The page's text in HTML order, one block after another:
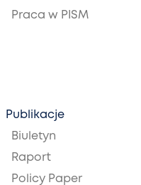
Praca w PISM
Publikacje
Biuletyn
Raport
Policy Paper